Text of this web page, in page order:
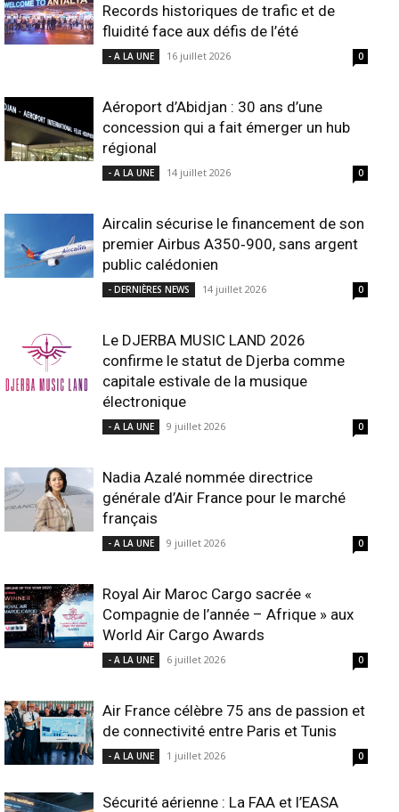
Records historiques de trafic et de
fluidité face aux défis de l’été
- A LA UNE 16 juillet 2026 0
Aéroport d’Abidjan : 30 ans d’une
concession qui a fait émerger un hub
régional
- A LA UNE 14 juillet 2026 0
Aircalin sécurise le financement de son
premier Airbus A350‑900, sans argent
public calédonien
- DERNIÈRES NEWS 14 juillet 2026 0
Le DJERBA MUSIC LAND 2026
confirme le statut de Djerba comme
capitale estivale de la musique
électronique
- A LA UNE 9 juillet 2026 0
Nadia Azalé nommée directrice
générale d’Air France pour le marché
français
- A LA UNE 9 juillet 2026 0
Royal Air Maroc Cargo sacrée «
Compagnie de l’année – Afrique » aux
World Air Cargo Awards
- A LA UNE 6 juillet 2026 0
Air France célèbre 75 ans de passion et
de connectivité entre Paris et Tunis
- A LA UNE 1 juillet 2026 0
Sécurité aérienne : La FAA et l’EASA